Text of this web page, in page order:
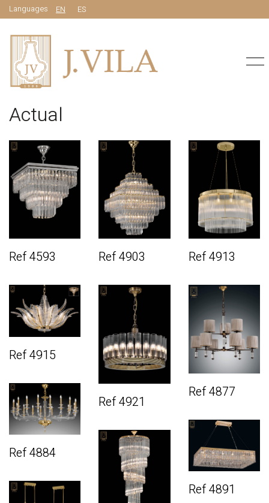
Languages EN ES
Actual
Ref 4593 Ref 4903 Ref 4913
Ref 4915
Ref 4921
Ref 4877
Ref 4884
Ref 4891